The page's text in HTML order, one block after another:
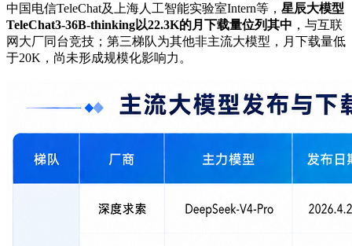
中国电信TeleChat及上海人工智能实验室Intern等， 星辰大模型
TeleChat3-36B-thinking以22.3K的月下载量位列其中 ，与互联
网大厂同台竞技；第三梯队为其他非主流大模型，月下载量低
于20K，尚未形成规模化影响力。